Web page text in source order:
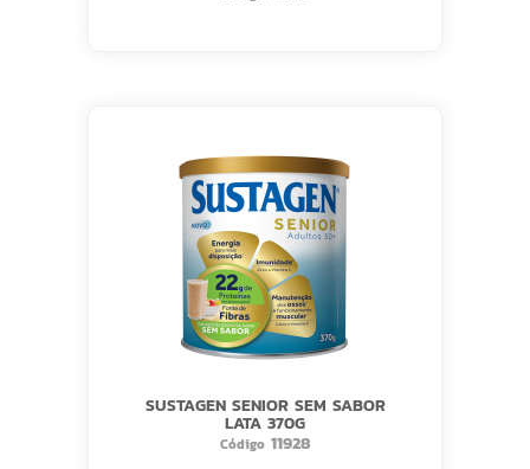
SUSTAGEN SENIOR SEM SABOR
LATA 370G
Código11928